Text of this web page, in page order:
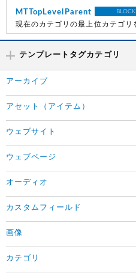
MTTopLevelParent BLOCK
現在のカテゴリの最上位カテゴリ
テンプレートタグカテゴリ
アーカイブ
アセット（アイテム）
ウェブサイト
ウェブページ
オーディオ
カスタムフィールド
画像
カテゴリ